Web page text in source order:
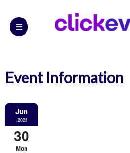
Event Information
Jun
,2025
30
Mon